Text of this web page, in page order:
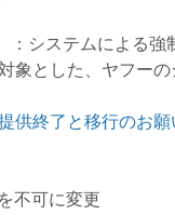
：システムによる強
象とした、ヤフー
供終了と移行のお願
不可に変更